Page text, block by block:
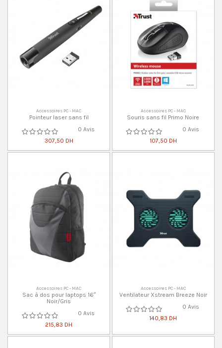
Accessoires PC - MAC
Pointeur laser sans fil
0 Avis
307,50 DH
Accessoires PC - MAC
Souris sans fil Primo Noire
0 Avis
107,50 DH
Accessoires PC - MAC
Sac à dos pour laptops 16″
Noir/Gris
0 Avis
215,83 DH
Accessoires PC - MAC
Ventilateur Xstream Breeze Noir
0 Avis
140,83 DH